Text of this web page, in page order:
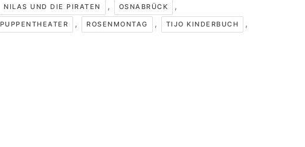
NILAS UND DIE PIRATEN , OSNABRÜCK ,
PUPPENTHEATER , ROSENMONTAG , TIJO KINDERBUCH ,